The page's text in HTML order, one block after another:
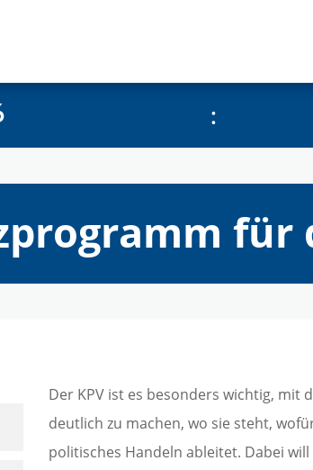
:
für
Der KPV ist es besonders wichtig, mit
deutlich zu machen, wo sie steht,
politisches Handeln ableitet. Dabei